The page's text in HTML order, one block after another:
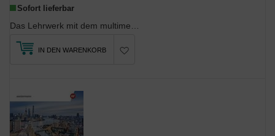
Sofort lieferbar
IN DEN WARENKORB